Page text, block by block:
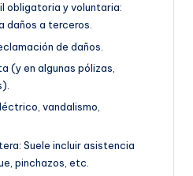
obligatoria y voluntaria:
daños a terceros.
de daños.
(y en algunas pólizas,
vandalismo,
Suele incluir asistencia
pinchazos, etc.